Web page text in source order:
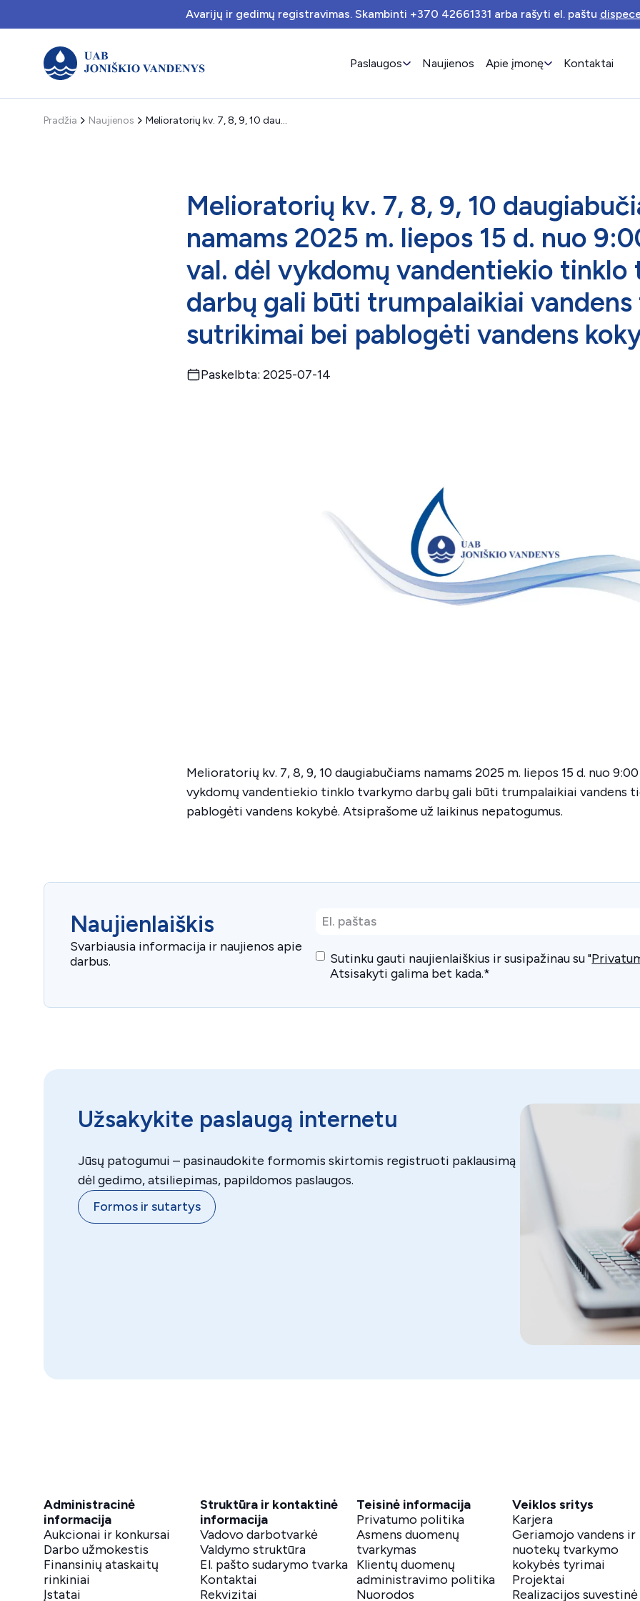
Avarijų ir gedimų registravimas. Skambinti +370 42661331 arba rašyti el. paštu
Paslaugos Naujienos Apie įmonę Kontaktai
Pradžia Naujienos Melioratorių kv. 7, 8, 9, 10 daugiabučiams namams 2025 m. liepos 15 d. nuo 9:00 iki 12:00 val. dėl vykdomų vandentiekio tinklo tvarkymo darbų gali būti trumpalaikiai vandens tiekimo sutrikimai bei pablogėti vandens kokybė
Melioratorių kv. 7, 8, 9, 10
namams 2025 m. liepos 15 d. nuo
val. dėl vykdomų vandentiekio tinklo
darbų gali būti trumpalaikiai
sutrikimai bei pablogėti vandens
Paskelbta: 2025-07-14
Melioratorių kv. 7, 8, 9, 10 daugiabučiams namams 2025 m. liepos 15 d. nuo
vykdomų vandentiekio tinklo tvarkymo darbų gali būti trumpalaikiai vandens
pablogėti vandens kokybė. Atsiprašome už laikinus nepatogumus.
Naujienlaiškis
Svarbiausia informacija ir naujienos apie
darbus.
El.
paštas*
Consent*
Sutinku gauti naujienlaiškius ir susipažinau su "
Atsisakyti galima bet kada.*
Užsakykite paslaugą internetu
Jūsų patogumui – pasinaudokite formomis skirtomis registruoti paklausimą
dėl gedimo, atsiliepimas, papildomos paslaugos.
Formos ir sutartys
Administracinė
informacija
Aukcionai ir konkursai
Darbo užmokestis
Finansinių ataskaitų
rinkiniai
Įstatai
Struktūra ir kontaktinė
informacija
Vadovo darbotvarkė
Valdymo struktūra
El. pašto sudarymo tvarka
Kontaktai
Rekvizitai
Teisinė informacija
Privatumo politika
Asmens duomenų
tvarkymas
Klientų duomenų
administravimo politika
Nuorodos
Veiklos sritys
Karjera
Geriamojo vandens ir
nuotekų tvarkymo
kokybės tyrimai
Projektai
Realizacijos suvestinė